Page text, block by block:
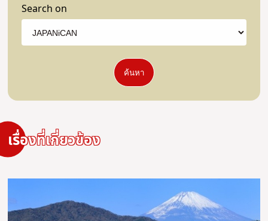
Search on
ค้นหา
เรื่องที่เกี่ยวข้อง